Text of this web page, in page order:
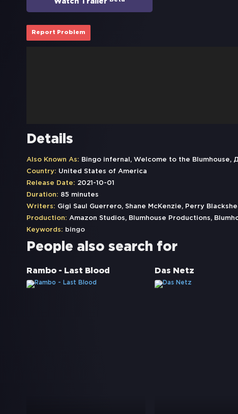
Watch Trailer
Report Problem
Details
Also Known As: Bingo infernal, Welcome to the Blumhouse,
Country: United States of America
Release Date: 2021-10-01
Duration: 85 minutes
Writers: Gigi Saul Guerrero, Shane McKenzie, Perry
Production: Amazon Studios, Blumhouse Productions,
Keywords: bingo
People also search for
Rambo - Last Blood Das Netz